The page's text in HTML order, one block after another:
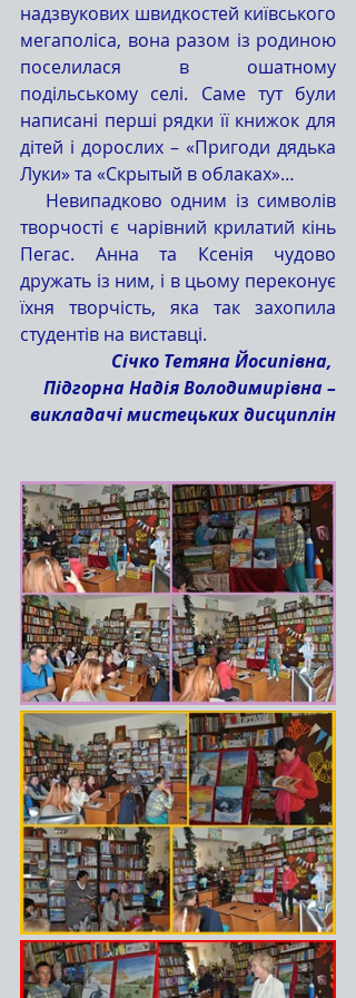
надзвукових швидкостей київського
мегаполіса, вона разом із родиною
поселилася в ошатному
подільському селі. Саме тут були
написані перші рядки її книжок для
дітей і дорослих – «Пригоди дядька
Луки» та «Скрытый в облаках»…
творчості є чарівний крилатий кінь
Пегас. Анна та Ксенія чудово
дружать із ним, і в цьому переконує
їхня творчість, яка так захопила
студентів на виставці.
Січко Тетяна Йосипівна,
Підгорна Надія Володимирівна –
викладачі мистецьких дисциплін